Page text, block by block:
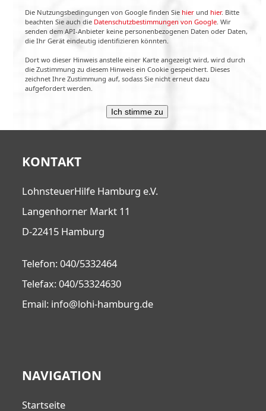
Die Nutzungsbedingungen von Google finden Sie hier und hier. Bitte
beachten Sie auch die Datenschutzbestimmungen von Google . Wir
senden dem API-Anbieter keine personenbezogenen Daten oder Daten,
die Ihr Gerät eindeutig identifizieren könnten.
Dort wo dieser Hinweis anstelle einer Karte angezeigt wird, wird durch
die Zustimmung zu diesem Hinweis ein Cookie gespeichert. Dieses
zeichnet Ihre Zustimmung auf, sodass Sie nicht erneut dazu
aufgefordert werden.
Ich stimme zu
KONTAKT
LohnsteuerHilfe Hamburg e.V.
Langenhorner Markt 11
D-22415 Hamburg
Telefon: 040/5332464
Telefax: 040/53324630
Email: info@lohi-hamburg.de
NAVIGATION
Startseite